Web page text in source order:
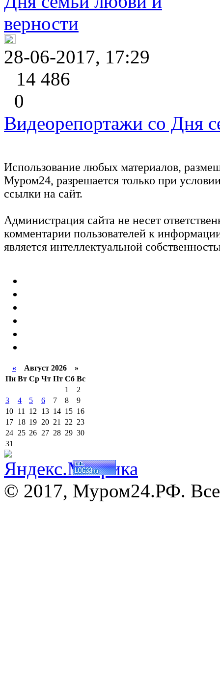
28-06-2017, 17:29
14 486
0
Видеорепортажи со Дня
Использование любых материалов,
Муром24, разрешается только при
ссылки на сайт.
Администрация сайта не несет
комментарии пользователей к
является интеллектуальной
« Август 2026 »
Пн Вт Ср Чт Пт Сб Вс
1
2
3
4 5 6 7 8
9
10 11 12 13 14 15 16
17 18 19 20 21 22 23
24 25 26 27 28 29 30
31
© 2017, Муром24.РФ.